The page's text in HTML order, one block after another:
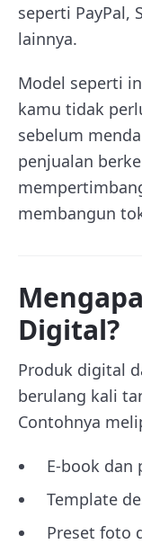
seperti PayPal,
lainnya.
Model seperti
kamu tidak
sebelum
penjualan
membangun
Digital?
Produk digital
berulang kali
Contohnya
E-book dan
Template
Preset foto